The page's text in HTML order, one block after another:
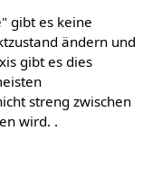
gibt es keine
ändern und
gibt es dies
streng zwischen
wird. .